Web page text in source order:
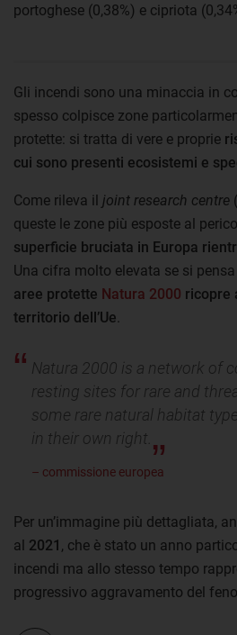
portoghese (0,38%) e cipriota
Gli incendi sono una minaccia in
spesso colpisce zone
protette: si tratta di vere e proprie
cui sono presenti ecosistemi e
Come rileva il joint research centre (
queste le zone più esposte al
superficie bruciata in Europa
Una cifra molto elevata se si
aree protette Natura 2000 ricopre
territorio dell’Ue
Natura 2000 is a network of
resting sites for rare and
some rare natural habitat
in their own right.
– commissione europea
Per un’immagine più dettagliata,
al 2021 , che è stato un anno
incendi ma allo stesso tempo
progressivo aggravamento del